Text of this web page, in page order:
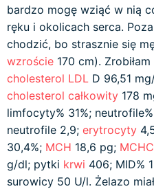
bardzo mogę wziąć w nią
ręku i okolicach serca.
chodzić, bo strasznie się
wzroście 170 cm).
cholesterol LDL D 96,51
cholesterol całkowity 178
limfocyty% 31%;
neutrofile 2,9; erytrocyty
30,4%; MCH 18,6 pg; MCHC
g/dl; pytki krwi 406; MID%
surowicy 50 U/l. Żelazo